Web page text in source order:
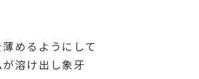
めるようにして
溶け出し象牙